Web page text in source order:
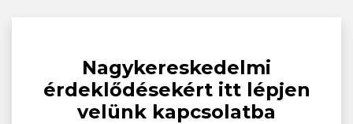
Nagykereskedelmi
érdeklődésekért itt lépjen
velünk kapcsolatba